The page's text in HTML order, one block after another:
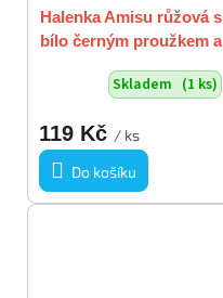
Halenka Amisu růžová s
bílo černým proužkem a
S
Skladem (1 ks)
119 Kč / ks
Do košíku